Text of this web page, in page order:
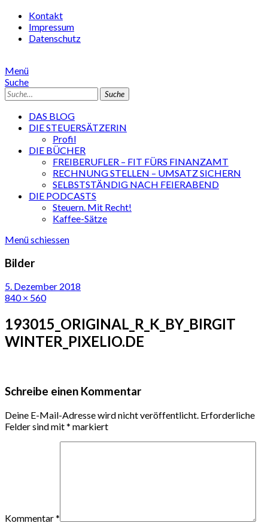
Kontakt
Impressum
Datenschutz
Menü
Suche
Suche
DAS BLOG
DIE STEUERSÄTZERIN
Profil
DIE BÜCHER
FREIBERUFLER – FIT FÜRS FINANZAMT
RECHNUNG STELLEN – UMSATZ SICHERN
SELBSTSTÄNDIG NACH FEIERABEND
DIE PODCASTS
Steuern. Mit Recht!
Kaffee-Sätze
Menü schiessen
Bilder
5. Dezember 2018
840 × 560
193015_ORIGINAL_R_K_BY_BIRGIT
WINTER_PIXELIO.DE
Schreibe einen Kommentar
Deine E-Mail-Adresse wird nicht veröffentlicht. Erforderliche
Felder sind mit* markiert
Kommentar*